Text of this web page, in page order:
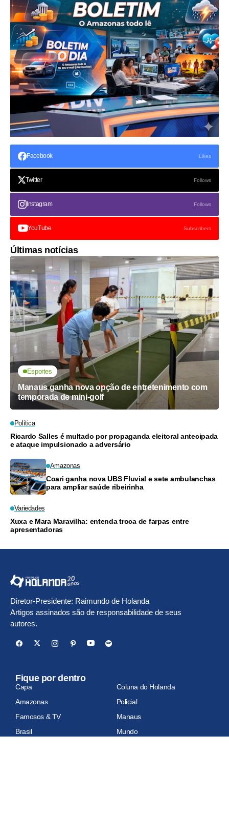
Facebook Likes
Twitter Follows
Instagram Follows
YouTube Subscribers
Últimas notícias
Esportes
Manaus ganha nova opção de entretenimento com
temporada de mini-golf
Política
Ricardo Salles é multado por propaganda eleitoral antecipada
e ataque impulsionado a adversário
Amazonas
Coari ganha nova UBS Fluvial e sete ambulanchas
para ampliar saúde ribeirinha
Variedades
Xuxa e Mara Maravilha: entenda troca de farpas entre
apresentadoras
Diretor-Presidente: Raimundo de Holanda
Artigos assinados são de responsabilidade de seus
autores.
Fique por dentro
Capa
Coluna do Holanda
Amazonas
Policial
Famosos & TV
Manaus
Brasil
Mundo